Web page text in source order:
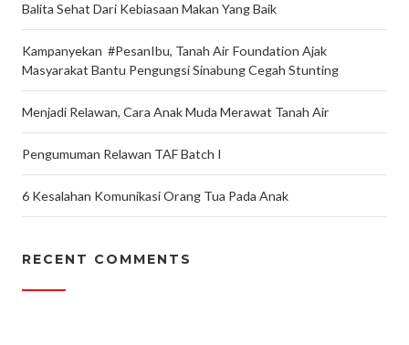
Balita Sehat Dari Kebiasaan Makan Yang Baik
Kampanyekan #PesanIbu, Tanah Air Foundation Ajak
Masyarakat Bantu Pengungsi Sinabung Cegah Stunting
Menjadi Relawan, Cara Anak Muda Merawat Tanah Air
Pengumuman Relawan TAF Batch I
6 Kesalahan Komunikasi Orang Tua Pada Anak
RECENT COMMENTS